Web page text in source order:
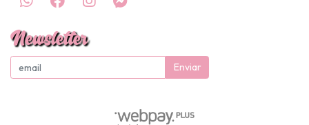
Newsletter
Enviar